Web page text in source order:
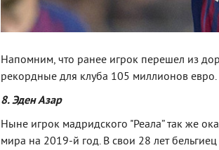
Напомним, что ранее игрок перешел из
рекордные для клуба 105 миллионов евро.
8. Эден Азар
Ныне игрок мадридского "Реала” так же
мира на 2019-й год. В свои 28 лет